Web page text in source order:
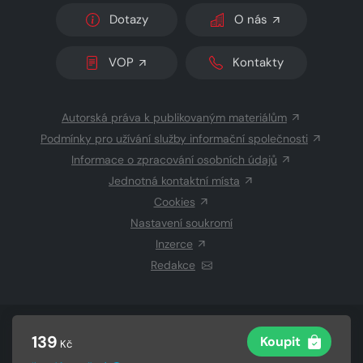
139 Kč Koupit
Dotazy O nás
VOP Kontakty
Autorská práva k publikovaným materiálům
Podmínky pro užívání služby informační společnosti
Informace o zpracování osobních údajů
Jednotná kontaktní místa
Cookies
Nastavení soukromí
Inzerce
Redakce
CZECH NEWS CENTER a.s.a dodavatelé